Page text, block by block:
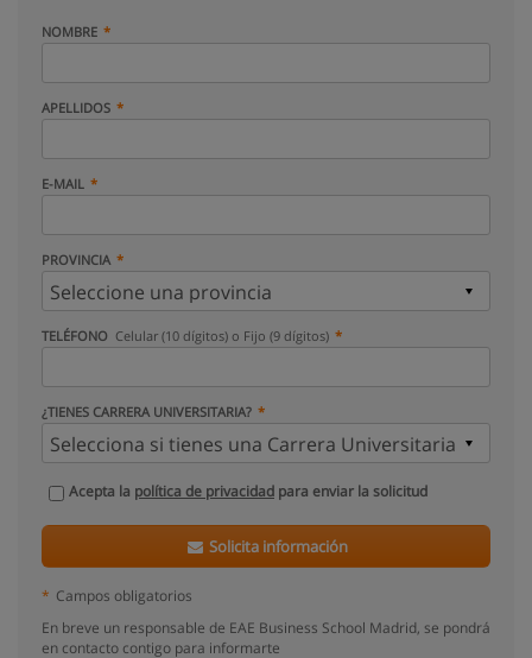
NOMBRE
APELLIDOS
E-MAIL
PROVINCIA
TELÉFONO Celular (10 dígitos) o Fijo (9 dígitos)
¿TIENES CARRERA UNIVERSITARIA?
Acepta la política de privacidad para enviar la solicitud
Solicita información
* Campos obligatorios
En breve un responsable de EAE Business School Madrid, se pondrá
en contacto contigo para informarte